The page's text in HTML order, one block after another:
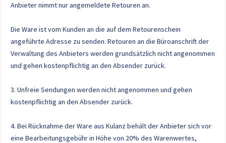
Anbieter nimmt nur angemeldete Retouren an.
Die Ware ist vom Kunden an die auf dem Retourenschein
angeführte Adresse zu senden. Retouren an die Büroanschrift der
Verwaltung des Anbieters werden grundsätzlich nicht angenommen
und gehen kostenpflichtig an den Absender zurück.
3. Unfreie Sendungen werden nicht angenommen und gehen
kostenpflichtig an den Absender zurück.
4. Bei Rücknahme der Ware aus Kulanz behält der Anbieter sich vor
eine Bearbeitungsgebühr in Höhe von 20% des Warenwertes,